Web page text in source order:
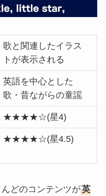
歌と関連したイラス
トが表示される
英語を中心とした
歌・昔ながらの童謡
★★★★☆(星4)
★★★★☆(星4.5)
どのコンテンツが英